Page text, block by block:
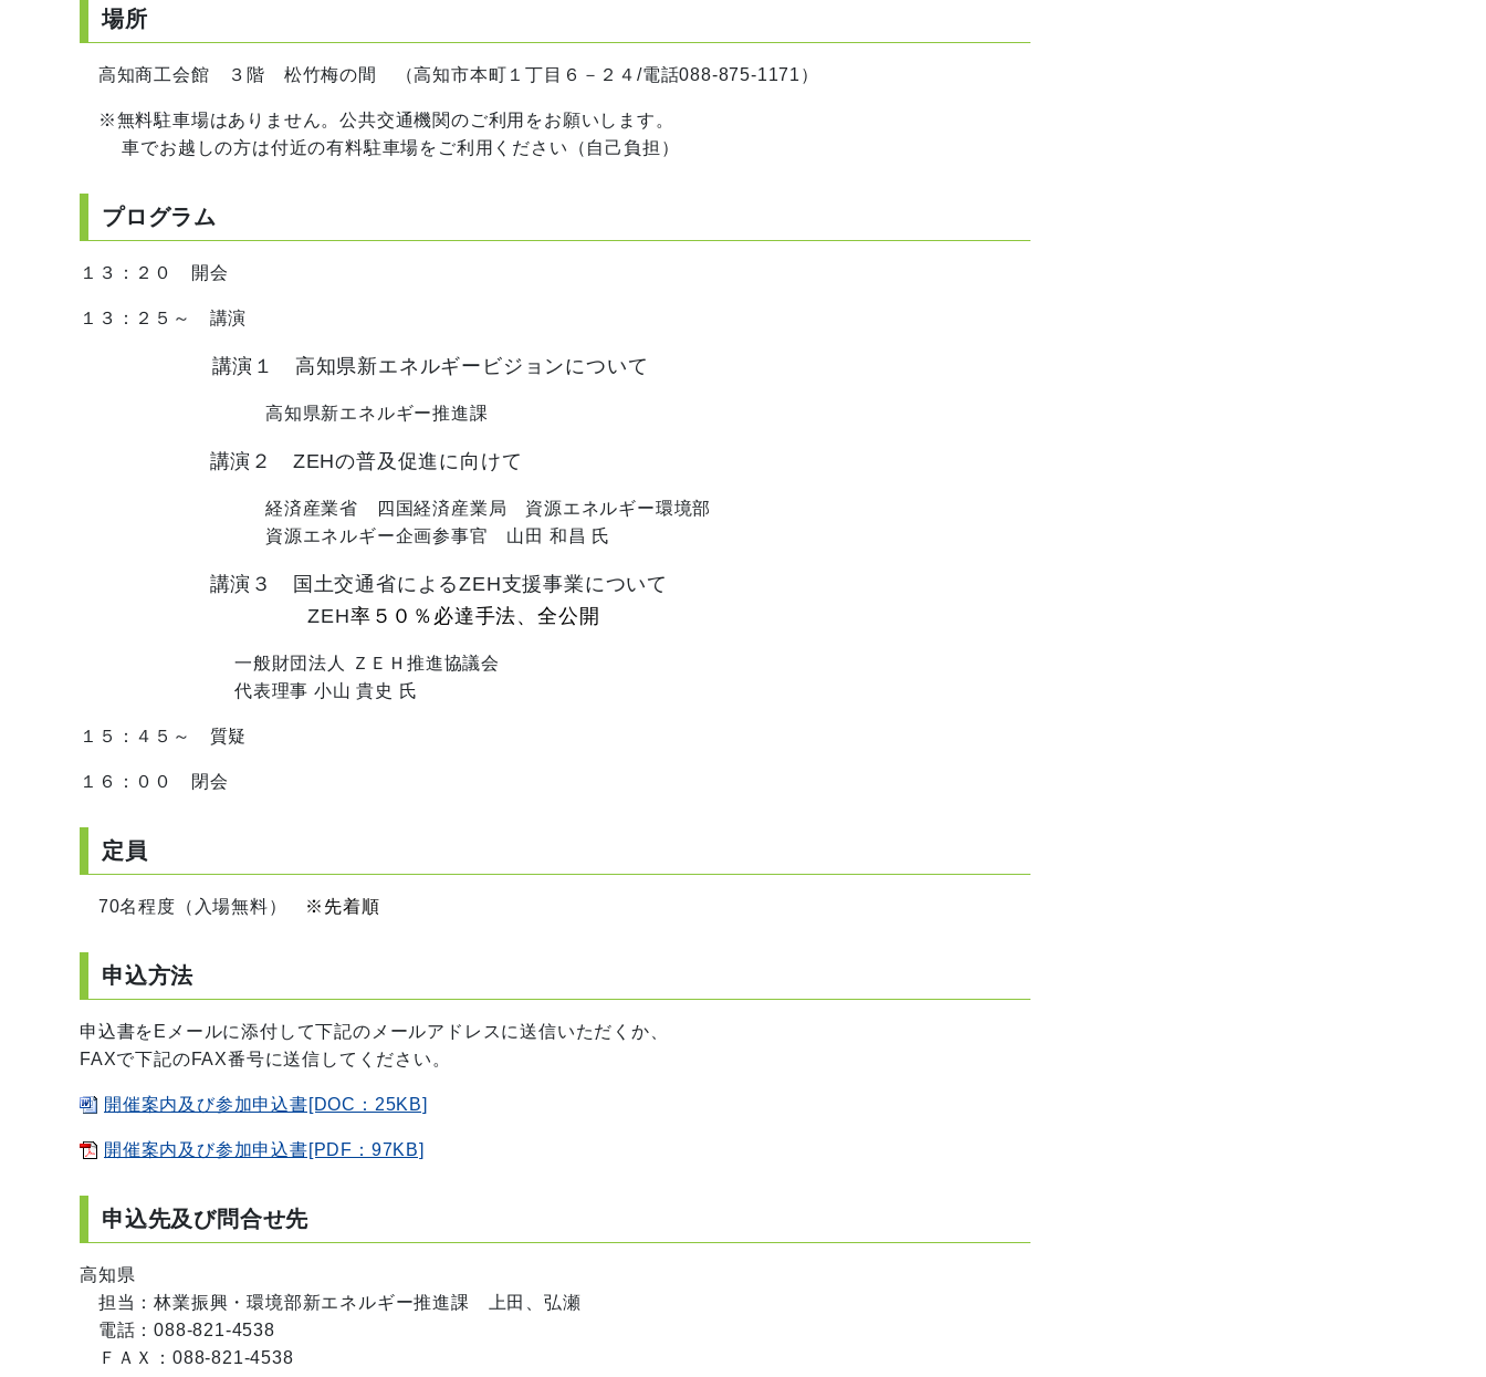
場所
高知商工会館 ３階 松竹梅の間 （高知市本町１丁目６－２４/電話088-875-1171）
※無料駐車場はありません。公共交通機関のご利用をお願いします。
車でお越しの方は付近の有料駐車場をご利用ください（自己負担）
プログラム
１３：２０ 開会
１３：２５～ 講演
講演１ 高知県新エネルギービジョンについて
高知県新エネルギー推進課
講演２ ZEHの普及促進に向けて
経済産業省 四国経済産業局 資源エネルギー環境部
資源エネルギー企画参事官 山田 和昌 氏
講演３ 国土交通省によるZEH支援事業について
ZEH率５０％必達手法、全公開
一般財団法人 ＺＥＨ推進協議会
代表理事 小山 貴史 氏
１５：４５～ 質疑
１６：００ 閉会
定員
70名程度（入場無料） ※先着順
申込方法
申込書をEメールに添付して下記のメールアドレスに送信いただくか、
FAXで下記のFAX番号に送信してください。
開催案内及び参加申込書[DOC：25KB]
開催案内及び参加申込書[PDF：97KB]
申込先及び問合せ先
高知県
担当：林業振興・環境部新エネルギー推進課 上田、弘瀬
電話：088-821-4538
ＦＡＸ：088-821-4538